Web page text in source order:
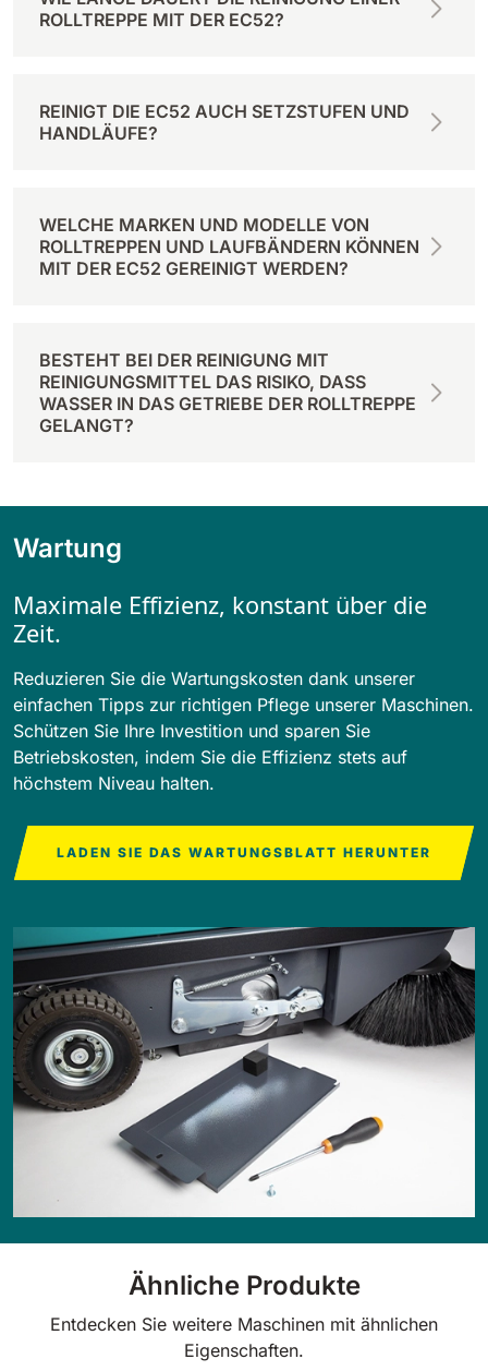
ROLLTREPPE MIT DER EC52?
REINIGT DIE EC52 AUCH SETZSTUFEN UND
HANDLÄUFE?
WELCHE MARKEN UND MODELLE VON
ROLLTREPPEN UND LAUFBÄNDERN KÖNNEN
MIT DER EC52 GEREINIGT WERDEN?
BESTEHT BEI DER REINIGUNG MIT
REINIGUNGSMITTEL DAS RISIKO, DASS
WASSER IN DAS GETRIEBE DER ROLLTREPPE
GELANGT?
Wartung
Maximale Effizienz, konstant über die
Zeit.
Reduzieren Sie die Wartungskosten dank unserer
einfachen Tipps zur richtigen Pflege unserer Maschinen.
Schützen Sie Ihre Investition und sparen Sie
Betriebskosten, indem Sie die Effizienz stets auf
höchstem Niveau halten.
LADEN SIE DAS WARTUNGSBLATT HERUNTER
Ähnliche Produkte
Entdecken Sie weitere Maschinen mit ähnlichen
Eigenschaften.